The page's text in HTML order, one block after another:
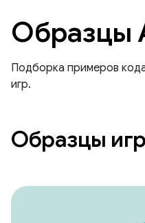
Образцы
Подборка примеров
игр.
Образцы игр